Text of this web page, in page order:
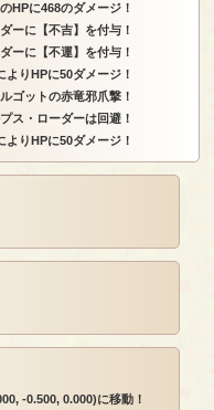
HPに468のダメージ！
ーに【不吉】を付与！
ーに【不運】を付与！
よりHPに50ダメージ！
ゴットの赤竜邪爪撃！
ス・ローダーは回避！
よりHPに50ダメージ！
-0.500, 0.000)に移動！